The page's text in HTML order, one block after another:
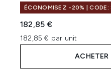
ÉCONOMISEZ -20% | CODE:
182,85 €
182,85 € par unit
ACHETER